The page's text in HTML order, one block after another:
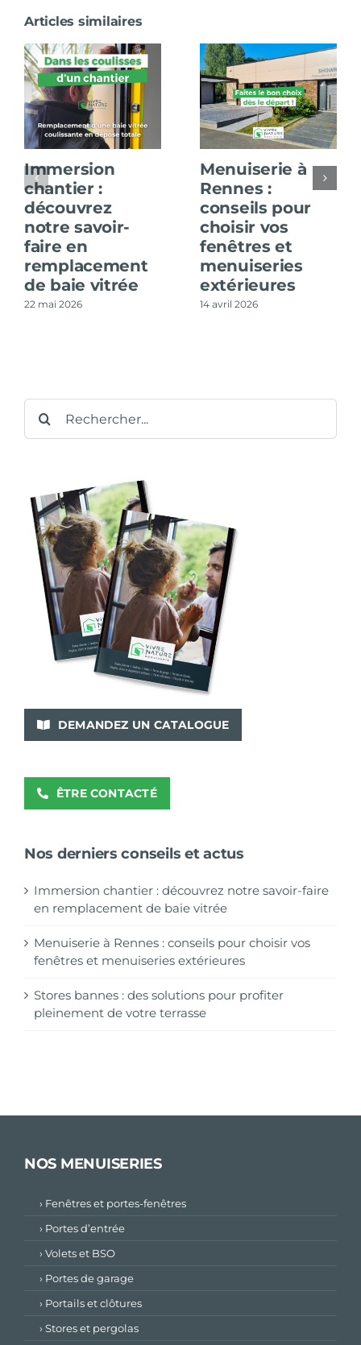
Articles similaires
Immersion
chantier :
découvrez
notre savoir-
faire en
remplacement
de baie vitrée
22 mai 2026
Menuiserie à
Rennes :
conseils pour
choisir vos
fenêtres et
menuiseries
extérieures
14 avril 2026
Rechercher:
DEMANDEZ UN CATALOGUE
ÊTRE CONTACTÉ
Nos derniers conseils et actus
Immersion chantier : découvrez notre savoir-faire
en remplacement de baie vitrée
Menuiserie à Rennes : conseils pour choisir vos
fenêtres et menuiseries extérieures
Stores bannes : des solutions pour profiter
pleinement de votre terrasse
NOS MENUISERIES
› Fenêtres et portes-fenêtres
› Portes d’entrée
› Volets et BSO
› Portes de garage
› Portails et clôtures
› Stores et pergolas